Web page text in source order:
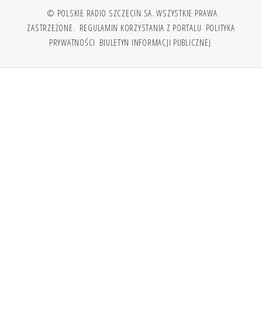
© POLSKIE RADIO SZCZECIN SA. WSZYSTKIE PRAWA
ZASTRZEŻONE. REGULAMIN KORZYSTANIA Z PORTALU POLITYKA
PRYWATNOŚCI BIULETYN INFORMACJI PUBLICZNEJ